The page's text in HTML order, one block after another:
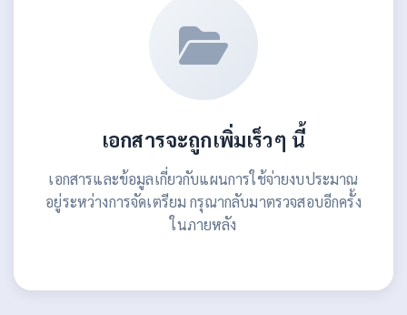
เอกสารจะถูกเพิ่มเร็วๆ นี้
เอกสารและข้อมูลเกี่ยวกับแผนการใช้จ่ายงบประมาณ
อยู่ระหว่างการจัดเตรียม กรุณากลับมาตรวจสอบอีกครั้ง
ในภายหลัง